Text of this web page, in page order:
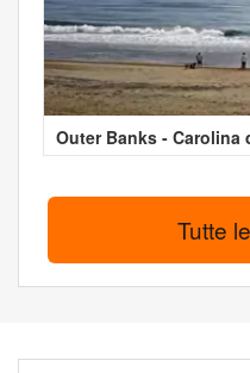
Outer Banks - Carolina
Tutte